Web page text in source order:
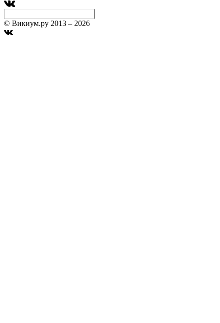
© Викиум.ру 2013 – 2026